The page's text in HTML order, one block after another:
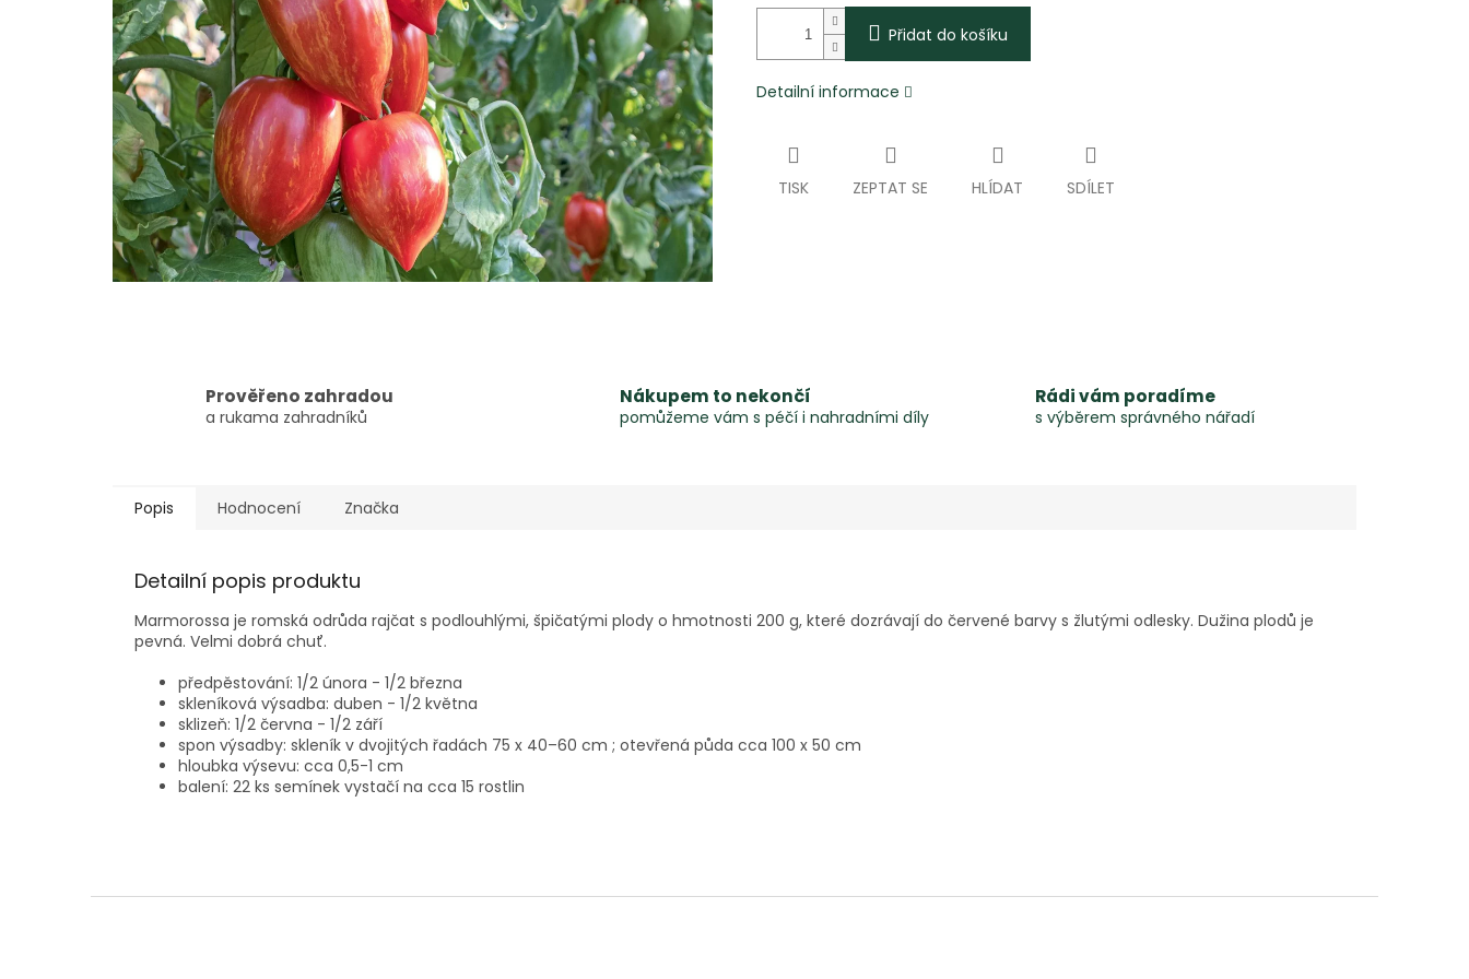
Přidat do košíku
Detailní informace
TISK ZEPTAT SE HLÍDAT SDÍLET
Prověřeno zahradou
a rukama zahradníků
Nákupem to nekončí
pomůžeme vám s péčí i nahradními díly
Rádi vám poradíme
s výběrem správného nářadí
Popis Hodnocení Značka
Detailní popis produktu
Marmorossa je romská odrůda rajčat s podlouhlými, špičatými plody o hmotnosti 200 g, které dozrávají do červené barvy s žlutými odlesky. Dužina plodů je
pevná. Velmi dobrá chuť.
předpěstování: 1/2 února - 1/2 března
skleníková výsadba: duben - 1/2 května
sklizeň: 1/2 června - 1/2 září
spon výsadby: skleník v dvojitých řadách 75 x 40–60 cm ; otevřená půda cca 100 x 50 cm
hloubka výsevu: cca 0,5-1 cm
balení: 22 ks semínek vystačí na cca 15 rostlin